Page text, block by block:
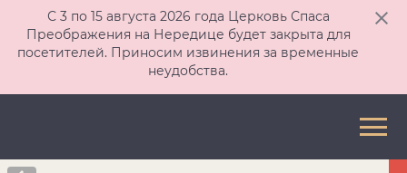
С 3 по 15 августа 2026 года Церковь Спаса
Преображения на Нередице будет закрыта для
посетителей. Приносим извинения за временные
неудобства.